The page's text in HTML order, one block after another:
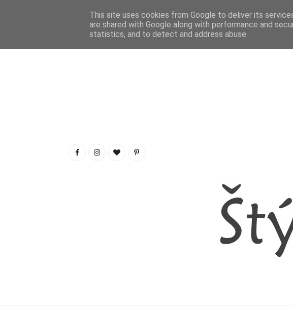
This site uses cookies from Google to deliver its
are shared with Google along with performance and
statistics, and to detect and address abuse.